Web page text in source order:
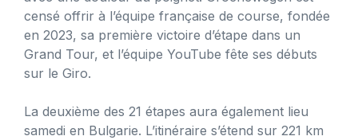
censé offrir à l’équipe française de course, fondée
en 2023, sa première victoire d’étape dans un
Grand Tour, et l’équipe YouTube fête ses débuts
sur le Giro.
La deuxième des 21 étapes aura également lieu
samedi en Bulgarie. L’itinéraire s’étend sur 221 km